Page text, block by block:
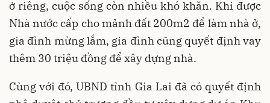
ở riêng, cuộc sống còn nhiều khó khăn. Khi được
Nhà nước cấp cho mảnh đất 200m2 để làm nhà ở,
gia đình mừng lắm, gia đình cũng quyết định vay
thêm 30 triệu đồng để xây dựng nhà.
Cùng với đó, UBND tỉnh Gia Lai đã có quyết định